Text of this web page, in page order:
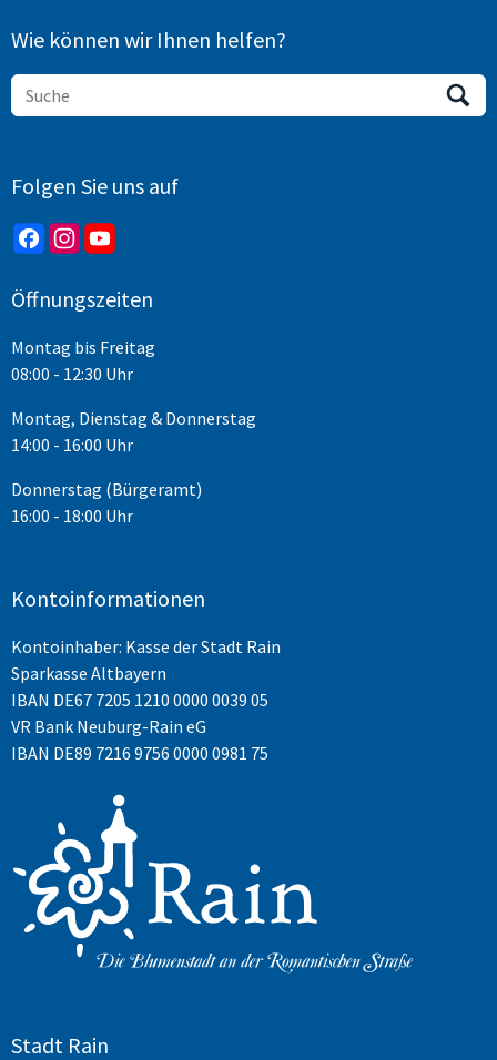
Wie können wir Ihnen helfen?
Folgen Sie uns auf
Öffnungszeiten
Montag bis Freitag
08:00 - 12:30 Uhr
Montag, Dienstag & Donnerstag
14:00 - 16:00 Uhr
Donnerstag (Bürgeramt)
16:00 - 18:00 Uhr
Kontoinformationen
Kontoinhaber: Kasse der Stadt Rain
Sparkasse Altbayern
IBAN DE67 7205 1210 0000 0039 05
VR Bank Neuburg-Rain eG
IBAN DE89 7216 9756 0000 0981 75
Stadt Rain